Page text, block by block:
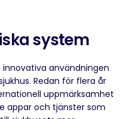
system
användningen
Redan för flera år
uppmärksamhet
appar och tjänster som